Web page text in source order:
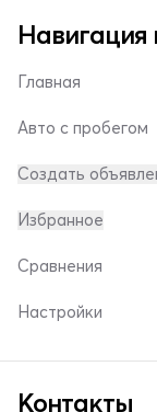
Навигация
Главная
Авто с пробегом
Создать
Избранное
Сравнения
Настройки
Контакты